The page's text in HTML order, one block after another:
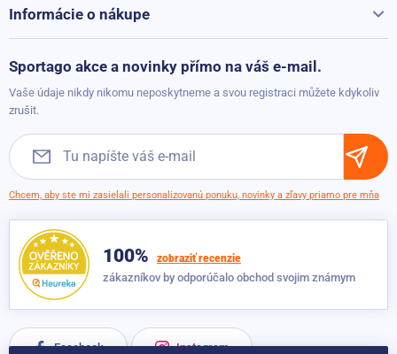
Kontakty
Informácie o nákupe
Obchodné podmienky
Sportago akce a novinky přímo na váš e-mail.
Vaše údaje nikdy nikomu neposkytneme a svou registraci můžete kdykoliv
zrušit.
Chcem, aby ste mi zasielali personalizovanú ponuku, novinky a zľavy priamo pre mňa
100% zobraziť recenzie
zákazníkov by odporúčalo obchod svojim známym
Facebook Instagram